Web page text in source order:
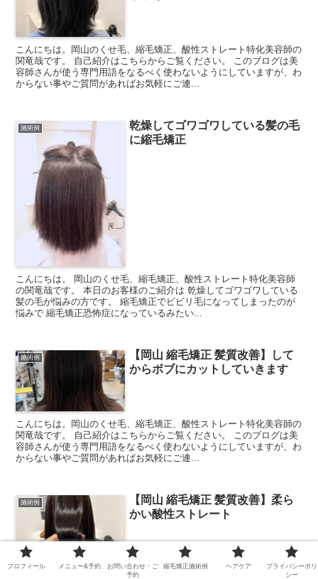
こんにちは。岡山のくせ毛、縮毛矯正、酸性ストレート特化美容師の
関竜哉です。 自己紹介はこちらからご覧ください。 このブログは美
容師さんが使う専門用語をなるべく使わないようにしていますが、わ
からない事やご質問があればお気軽にご連...
施術例
乾燥してゴワゴワしている髪の毛
に縮毛矯正
こんにちは。 岡山のくせ毛、縮毛矯正、酸性ストレート特化美容師
の関竜哉です。 本日のお客様のご紹介は 乾燥してゴワゴワしている
髪の毛が悩みの方です。 縮毛矯正でビビリ毛になってしまったのが
悩みで 縮毛矯正恐怖症になっているみたい...
施術例
【岡山 縮毛矯正 髪質改善】して
からボブにカットしていきます
こんにちは。岡山のくせ毛、縮毛矯正、酸性ストレート特化美容師の
関竜哉です。 自己紹介はこちらからご覧ください。 このブログは美
容師さんが使う専門用語をなるべく使わないようにしていますが、わ
からない事やご質問があればお気軽にご連...
施術例
【岡山 縮毛矯正 髪質改善】柔ら
かい酸性ストレート
こんにちは。岡山のくせ毛、縮毛矯正、酸性ストレート特化美容師の
プロフィール メニュー&予約
お問い合わせ・ご
予約
縮毛矯正施術例 ヘアケア
プライバシーポリ
シー